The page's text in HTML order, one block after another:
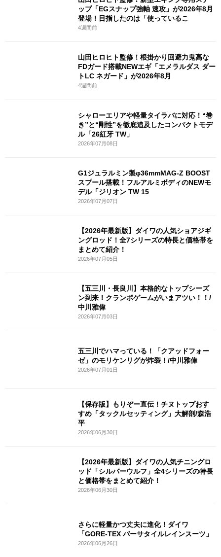
ップ「EGスナップ強軸 速攻」が2026年8月
登場！目指したのは「使っているこ
4週間前
山田ヒロヒト監修！根掛かり回避力鬼高な
FDガード搭載NEWエギ「エメラルダス ダー
トLC ネガード」が2026年8月
4週間前
シャローエリアや軽量タイラバに対応！“巻
き”と“剛性”を徹底追及したコンパクトモデ
ル「26紅牙 TW」
2026年07月08日
G1ジュラルミン製φ36mmMAG-Z BOOST
スプール搭載！フルアルミボディのNEWモ
デル「ジリオン TW 15
2026年07月07日
【2026年最新版】ダイワの人気ショアジギ
ングロッド！全7シリーズの特長と価格帯を
まとめて紹介！
2026年07月05日
【五三川・長良川】本格的なトップシーズ
ン到来！クランポゲームがいまアツい！！/
中川雅偉
2026年07月03日
五三川でハマっている！「クアッドフォー
ゼ」のモリケンリグが炸裂！/中川雅偉
2026年07月01日
【保存版】もりぞー直伝！チヌトップおす
すめ「タックルセッティング」大解剖/森浩
平
2026年06月30日
【2026年最新版】ダイワの人気チニングロ
ッド「シルバーウルフ」全4シリーズの特長
と価格帯をまとめて紹介！
2026年06月30日
さらに軽量かつ丈夫に進化！ダイワ
「GORE-TEX バーサタイルレインスーツ」
2026年06月26日